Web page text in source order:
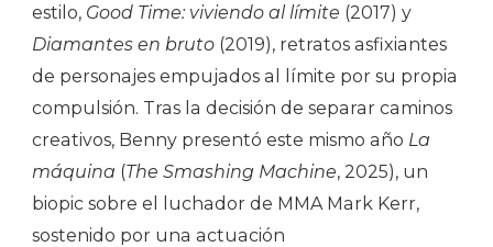
estilo, Good Time: viviendo al límite (2017) y
Diamantes en bruto (2019), retratos asfixiantes
de personajes empujados al límite por su propia
compulsión. Tras la decisión de separar caminos
creativos, Benny presentó este mismo año La
máquina (The Smashing Machine, 2025), un
biopic sobre el luchador de MMA Mark Kerr,
sostenido por una actuación